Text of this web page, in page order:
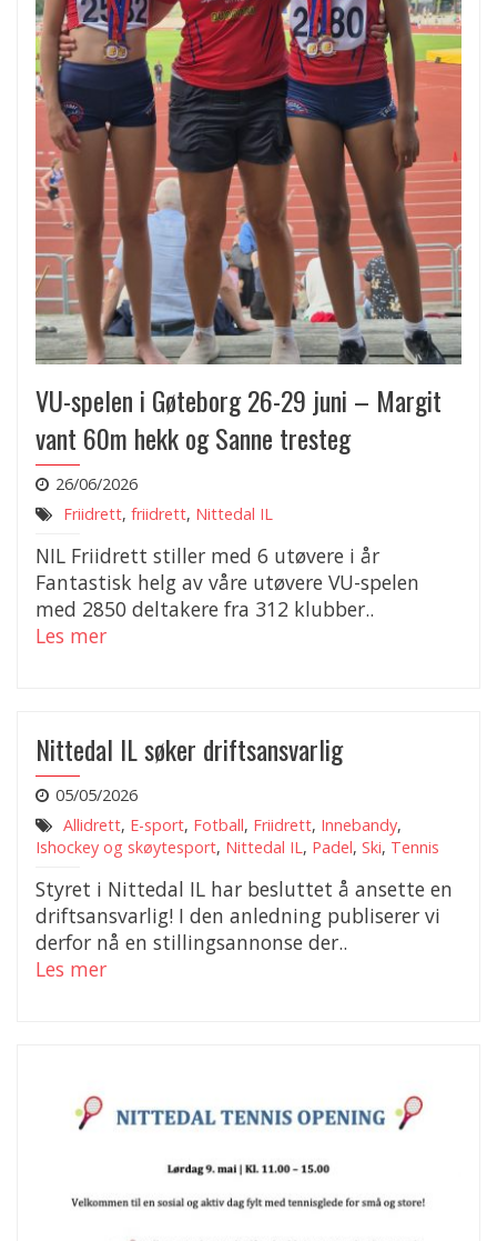
VU-spelen i Gøteborg 26-29 juni – Margit
vant 60m hekk og Sanne tresteg
26/06/2026
Friidrett, friidrett, Nittedal IL
NIL Friidrett stiller med 6 utøvere i år
Fantastisk helg av våre utøvere VU-spelen
med 2850 deltakere fra 312 klubber..
Les mer
Nittedal IL søker driftsansvarlig
05/05/2026
Allidrett, E-sport, Fotball, Friidrett, Innebandy,
Ishockey og skøytesport, Nittedal IL, Padel, Ski, Tennis
Styret i Nittedal IL har besluttet å ansette en
driftsansvarlig! I den anledning publiserer vi
derfor nå en stillingsannonse der..
Les mer